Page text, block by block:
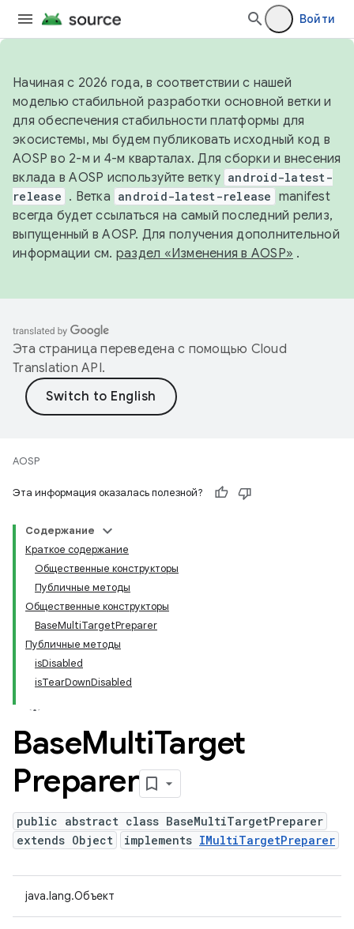
Войти
Начиная с 2026 года, в соответствии с нашей
моделью стабильной разработки основной ветки и
для обеспечения стабильности платформы для
экосистемы, мы будем публиковать исходный код в
AOSP во 2-м и 4-м кварталах. Для сборки и внесения
вклада в AOSP используйте ветку android-latest-
release . Ветка android-latest-release manifest
всегда будет ссылаться на самый последний релиз,
выпущенный в AOSP. Для получения дополнительной
информации см. раздел «Изменения в AOSP» .
Эта страница переведена с помощью Cloud
Translation API.
AOSP
Эта информация оказалась полезной?
Содержание
Краткое содержание
Общественные конструкторы
Публичные методы
Общественные конструкторы
BaseMultiTargetPreparer
Публичные методы
isDisabled
isTearDownDisabled
BaseMultiTarget
Preparer
public abstract class BaseMultiTargetPreparer
extends Object
implements IMultiTargetPreparer
java.lang.Объект